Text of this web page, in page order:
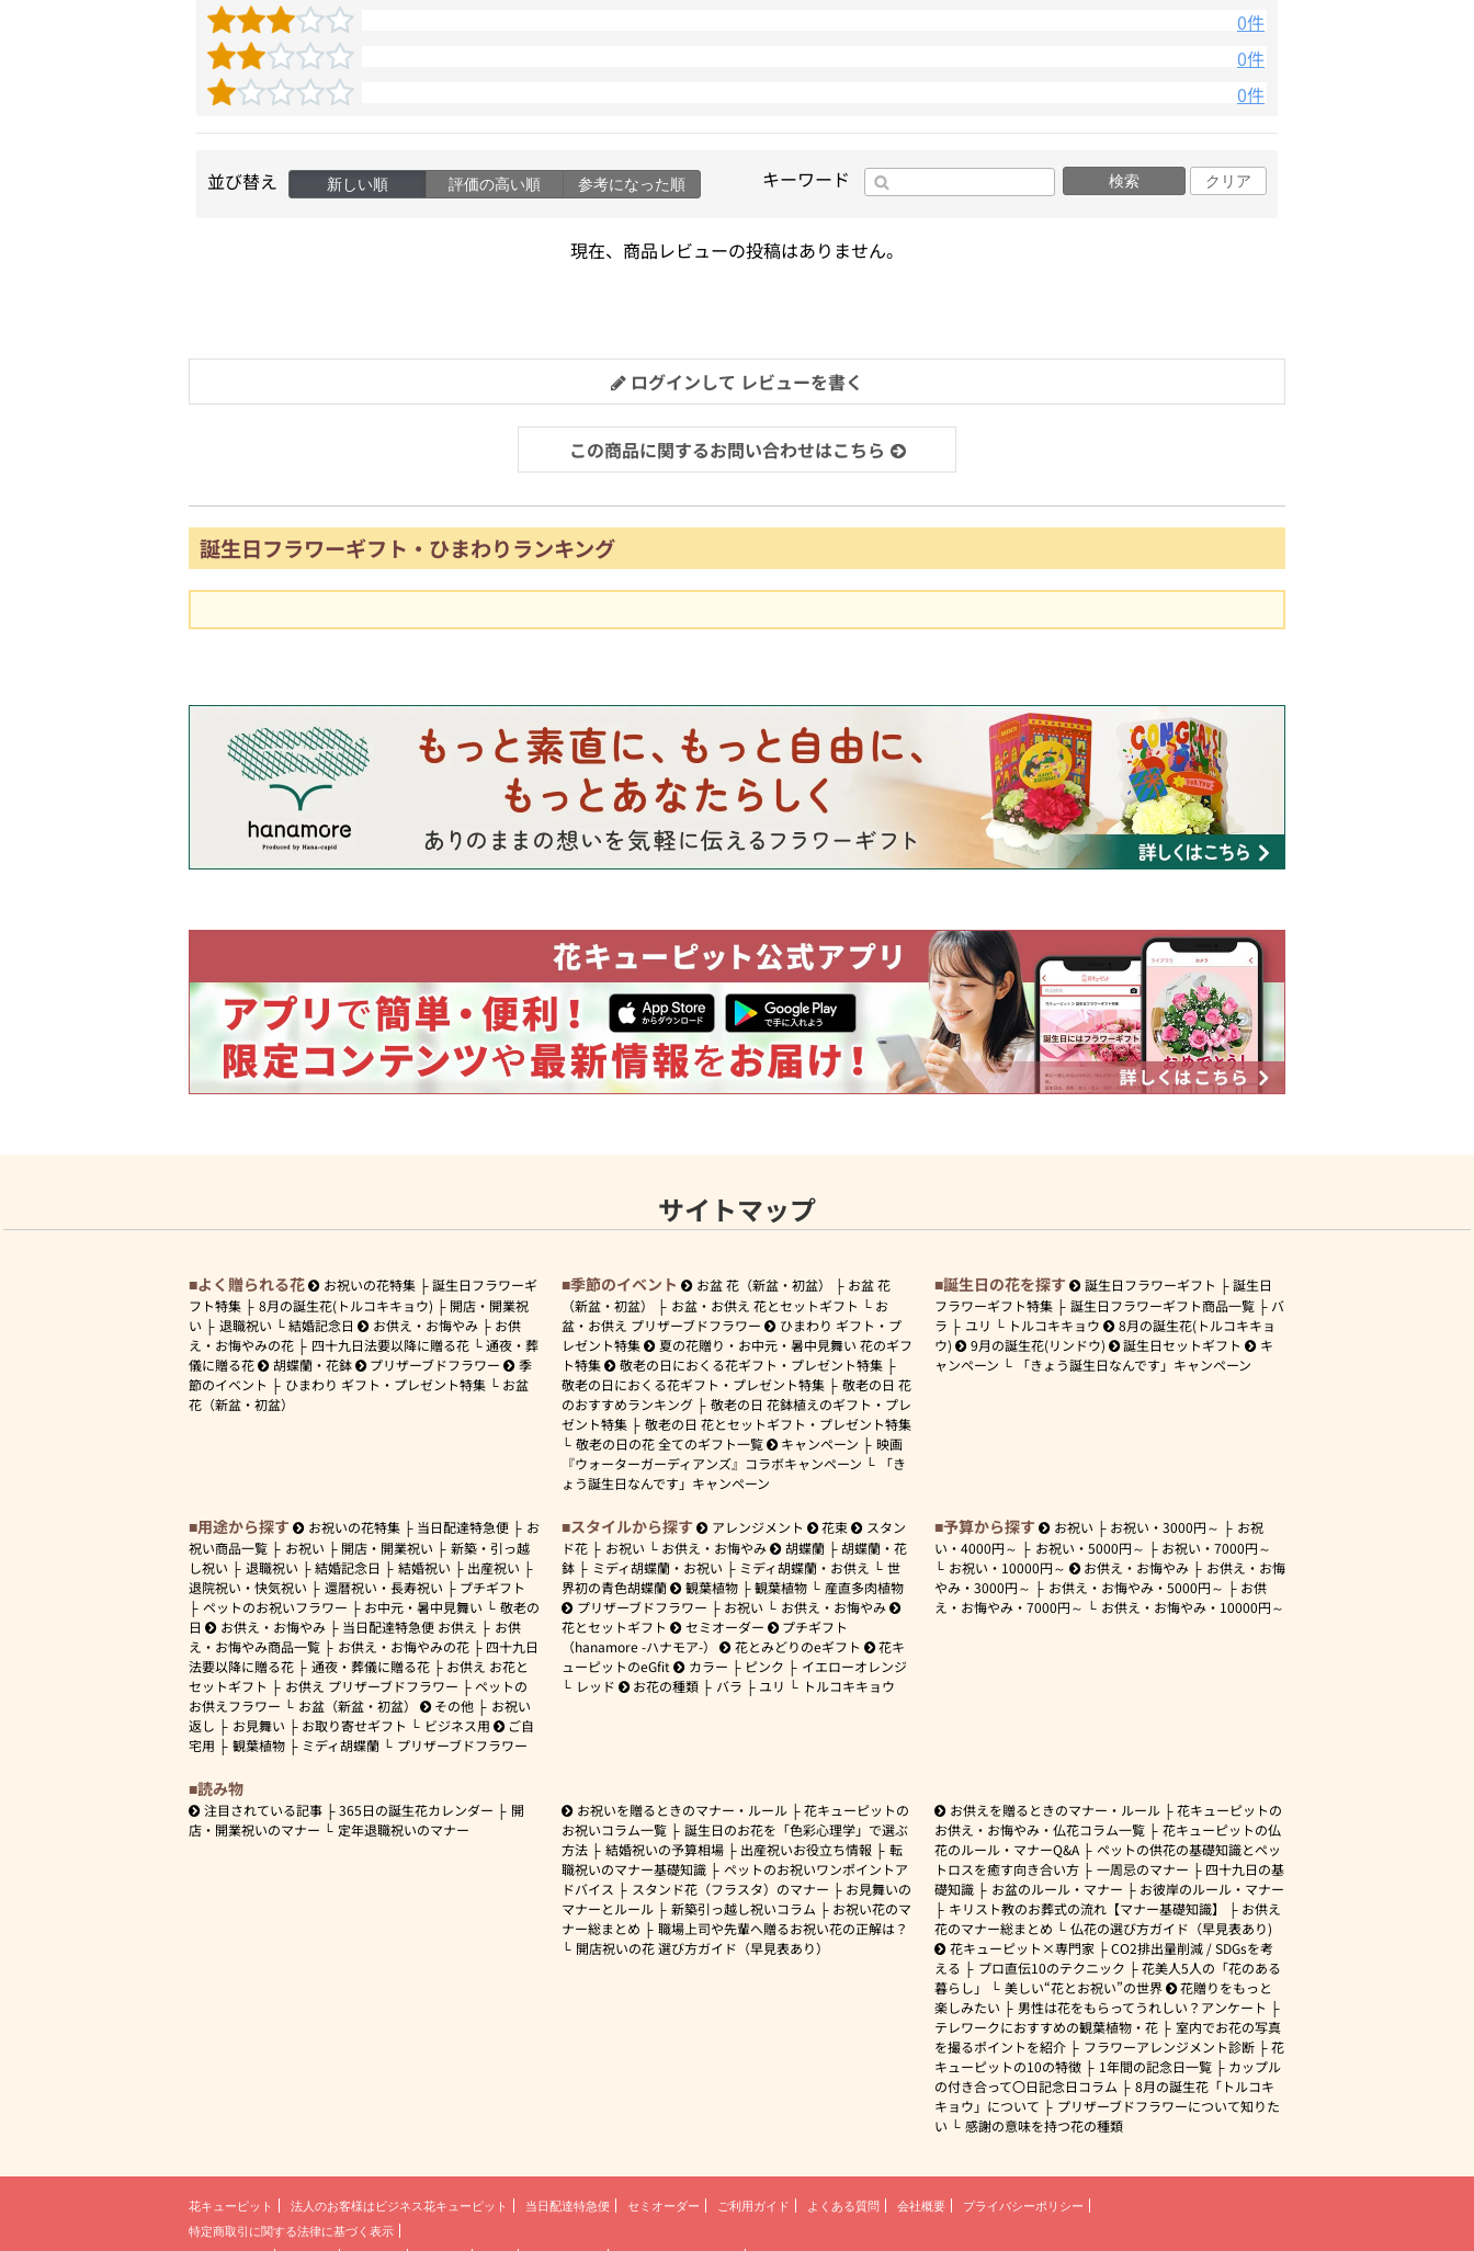
0件
0件
0件
並び替え 新しい順 評価の高い順 参考になった順 キーワード 検索 クリア
現在、商品レビューの投稿はありません。
ログインして レビューを書く
この商品に関するお問い合わせはこちら
誕生日フラワーギフト・ひまわりランキング
サイトマップ
よく贈られる花 お祝いの花特集
誕生日フラワーギ
フト特集
8月の誕生花(トルコキキョウ)
開店・開業祝
い
退職祝い 結婚記念日 お供え・お悔やみ
お供
え・お悔やみの花
四十九日法要以降に贈る花
通夜・葬
儀に贈る花
胡蝶蘭・花鉢 プリザーブドフラワー
季
節のイベント
ひまわり ギフト・プレゼント特集
お盆
花（新盆・初盆）
季節のイベント お盆 花（新盆・初盆）
お盆 花
（新盆・初盆）
お盆・お供え 花とセットギフト
お
盆・お供え プリザーブドフラワー
ひまわり ギフト・プ
レゼント特集
夏の花贈り・お中元・暑中見舞い 花のギフ
ト特集
敬老の日におくる花ギフト・プレゼント特集
敬老の日におくる花ギフト・プレゼント特集
敬老の日 花
のおすすめランキング
敬老の日 花鉢植えのギフト・プレ
ゼント特集
敬老の日 花とセットギフト・プレゼント特集
敬老の日の花 全てのギフト一覧
キャンペーン
映画
『ウォーターガーディアンズ』コラボキャンペーン
「き
ょう誕生日なんです」キャンペーン
誕生日の花を探す 誕生日フラワーギフト
誕生日
フラワーギフト特集
誕生日フラワーギフト商品一覧
バ
ラ
ユリ トルコキキョウ
8月の誕生花(トルコキキョ
ウ)
9月の誕生花(リンドウ) 誕生日セットギフト
キ
ャンペーン
「きょう誕生日なんです」キャンペーン
用途から探す お祝いの花特集 当日配達特急便
お
祝い商品一覧
お祝い 開店・開業祝い
新築・引っ越
し祝い
退職祝い 結婚記念日 結婚祝い
出産祝い
退院祝い・快気祝い
還暦祝い・長寿祝い
プチギフト
ペットのお祝いフラワー
お中元・暑中見舞い
敬老の
日
お供え・お悔やみ 当日配達特急便 お供え
お供
え・お悔やみ商品一覧
お供え・お悔やみの花
四十九日
法要以降に贈る花
通夜・葬儀に贈る花
お供え お花と
セットギフト
お供え プリザーブドフラワー
ペットの
お供えフラワー
お盆（新盆・初盆） その他
お祝い
返し
お見舞い お取り寄せギフト ビジネス用
ご自
宅用
観葉植物 ミディ胡蝶蘭 プリザーブドフラワー
スタイルから探す アレンジメント 花束
スタン
ド花
お祝い お供え・お悔やみ 胡蝶蘭
胡蝶蘭・花
鉢
ミディ胡蝶蘭・お祝い ミディ胡蝶蘭・お供え
世
界初の青色胡蝶蘭
観葉植物 観葉植物
産直多肉植物
プリザーブドフラワー
お祝い
お供え・お悔やみ
花とセットギフト
セミオーダー
プチギフト
（hanamore -ハナモア-）
花とみどりのeギフト
花キ
ューピットのeGfit
カラー ピンク
イエローオレンジ
レッド
お花の種類 バラ ユリ トルコキキョウ
予算から探す お祝い お祝い・3000円～
お祝
い・ 4000円～ お祝い・ 5000円～ お祝い・7000円～
お祝い・ 10000円～ お供え・お悔やみ
お供え・お悔
やみ・ 3000円～ お供え・お悔やみ・ 5000円～
お供
え・お悔やみ・ 7000円～ お供え・お悔やみ・ 10000円～
読み物
注目されている記事 365日の誕生花カレンダー
開
店・開業祝いのマナー
定年退職祝いのマナー
お祝いを贈るときのマナー・ルール
花キューピットの
お祝いコラム一覧
誕生日のお花を「色彩心理学」で選ぶ
方法
結婚祝いの予算相場 出産祝いお役立ち情報
転
職祝いのマナー基礎知識
ペットのお祝いワンポイントア
ドバイス
スタンド花（フラスタ）のマナー
お見舞いの
マナーとルール
新築引っ越し祝いコラム
お祝い花のマ
ナー総まとめ
職場上司や先輩へ贈るお祝い花の正解は？
開店祝いの花 選び方ガイド（早見表あり）
お供えを贈るときのマナー・ルール
花キューピットの
お供え・お悔やみ・仏花コラム一覧
花キューピットの仏
花のルール・マナーQ&A
ペットの供花の基礎知識とペッ
トロスを癒す向き合い方
一周忌のマナー
四十九日の基
礎知識
お盆のルール・マナー
お彼岸のルール・マナー
キリスト教のお葬式の流れ【マナー基礎知識】
お供え
花のマナー総まとめ
仏花の選び方ガイド（早見表あり)
花キューピット×専門家
CO2排出量削減 / SDGsを考
える
プロ直伝10のテクニック
花美人5人の「花のある
暮らし」
美しい“花とお祝い”の世界
花贈りをもっと
楽しみたい
男性は花をもらってうれしい？アンケート
テレワークにおすすめの観葉植物・花
室内でお花の写真
を撮るポイントを紹介
フラワーアレンジメント診断
花
キューピットの10の特徴
1年間の記念日一覧
カップル
の付き合って〇日記念日コラム
8月の誕生花「トルコキ
キョウ」について
プリザーブドフラワーについて知りた
い
感謝の意味を持つ花の種類
花キューピット 法人のお客様は ビジネス花キューピット 当日配達特急便 セミオーダー ご利用ガイド よくある質問 会社概要
プライバシーポリシー
特定商取引に関する法律に基づく表示